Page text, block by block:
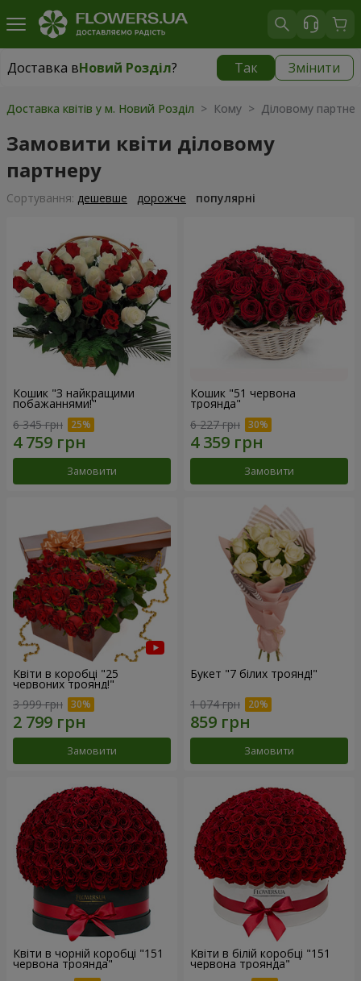
Доставка вНовий Розділ? Так Змінити
Доставка вНовий Розділ|
Доставка квітів у м. Новий Розділ > Кому > Діловому
Замовити квіти діловому
партнеру
Сортування: дешевше дорожче популярні
Кошик "З найкращими
побажаннями!"
6 345 грн
Замовити
Кошик "51 червона
троянда"
6 227 грн
Замовити
Квіти в коробці "25
червоних троянд!"
3 999 грн
Замовити
Букет "7 білих троянд!"
1 074 грн
Замовити
Квіти в чорній коробці "151
червона троянда"
Квіти в білій коробці "151
червона троянда"